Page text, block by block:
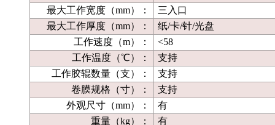
最大工作宽度（mm）：
三入口
最大工作厚度（mm）：
纸/卡/针/光盘
工作速度（m）：
<58
工作温度（℃）：
支持
工作胶辊数量（支）：
支持
卷膜规格（寸）：
支持
外观尺寸（mm）：
有
重量（kg）：
有